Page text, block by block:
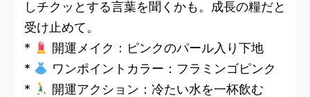
しチクッとする言葉を聞くかも。成長の糧だと
受け止めて。
*
開運メイク：ピンクのパール入り下地
*
ワンポイントカラー：フラミンゴピンク
*
開運アクション：冷たい水を一杯飲む